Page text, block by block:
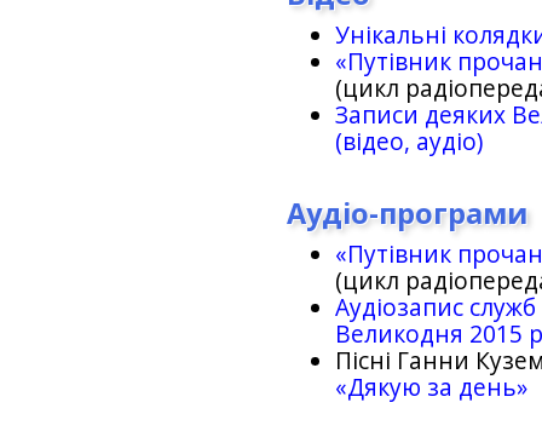
Унікальні
«Путівник
(цикл
Записи деяких
(відео, аудіо)
Аудіо-програми
«Путівник
(цикл
Аудіозапис
Великодня 2015
Пісні Ганни
«Дякую за день»